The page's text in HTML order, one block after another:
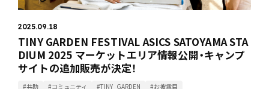
2025.09.18
TINY GARDEN FESTIVAL ASICS SATOYAMA STA
DIUM 2025 マーケットエリア情報公開・キャンプ
サイトの追加販売が決定！
#共助 #コミュニティ #TINY_GARDEN #お披露目